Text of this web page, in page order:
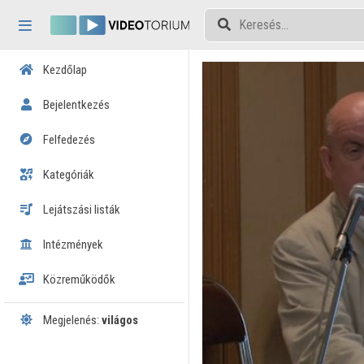
Tartalom kihagyása
Kezdőlap
Bejelentkezés
Felfedezés
Kategóriák
Lejátszási listák
Intézmények
Közreműködők
Megjelenés: világos